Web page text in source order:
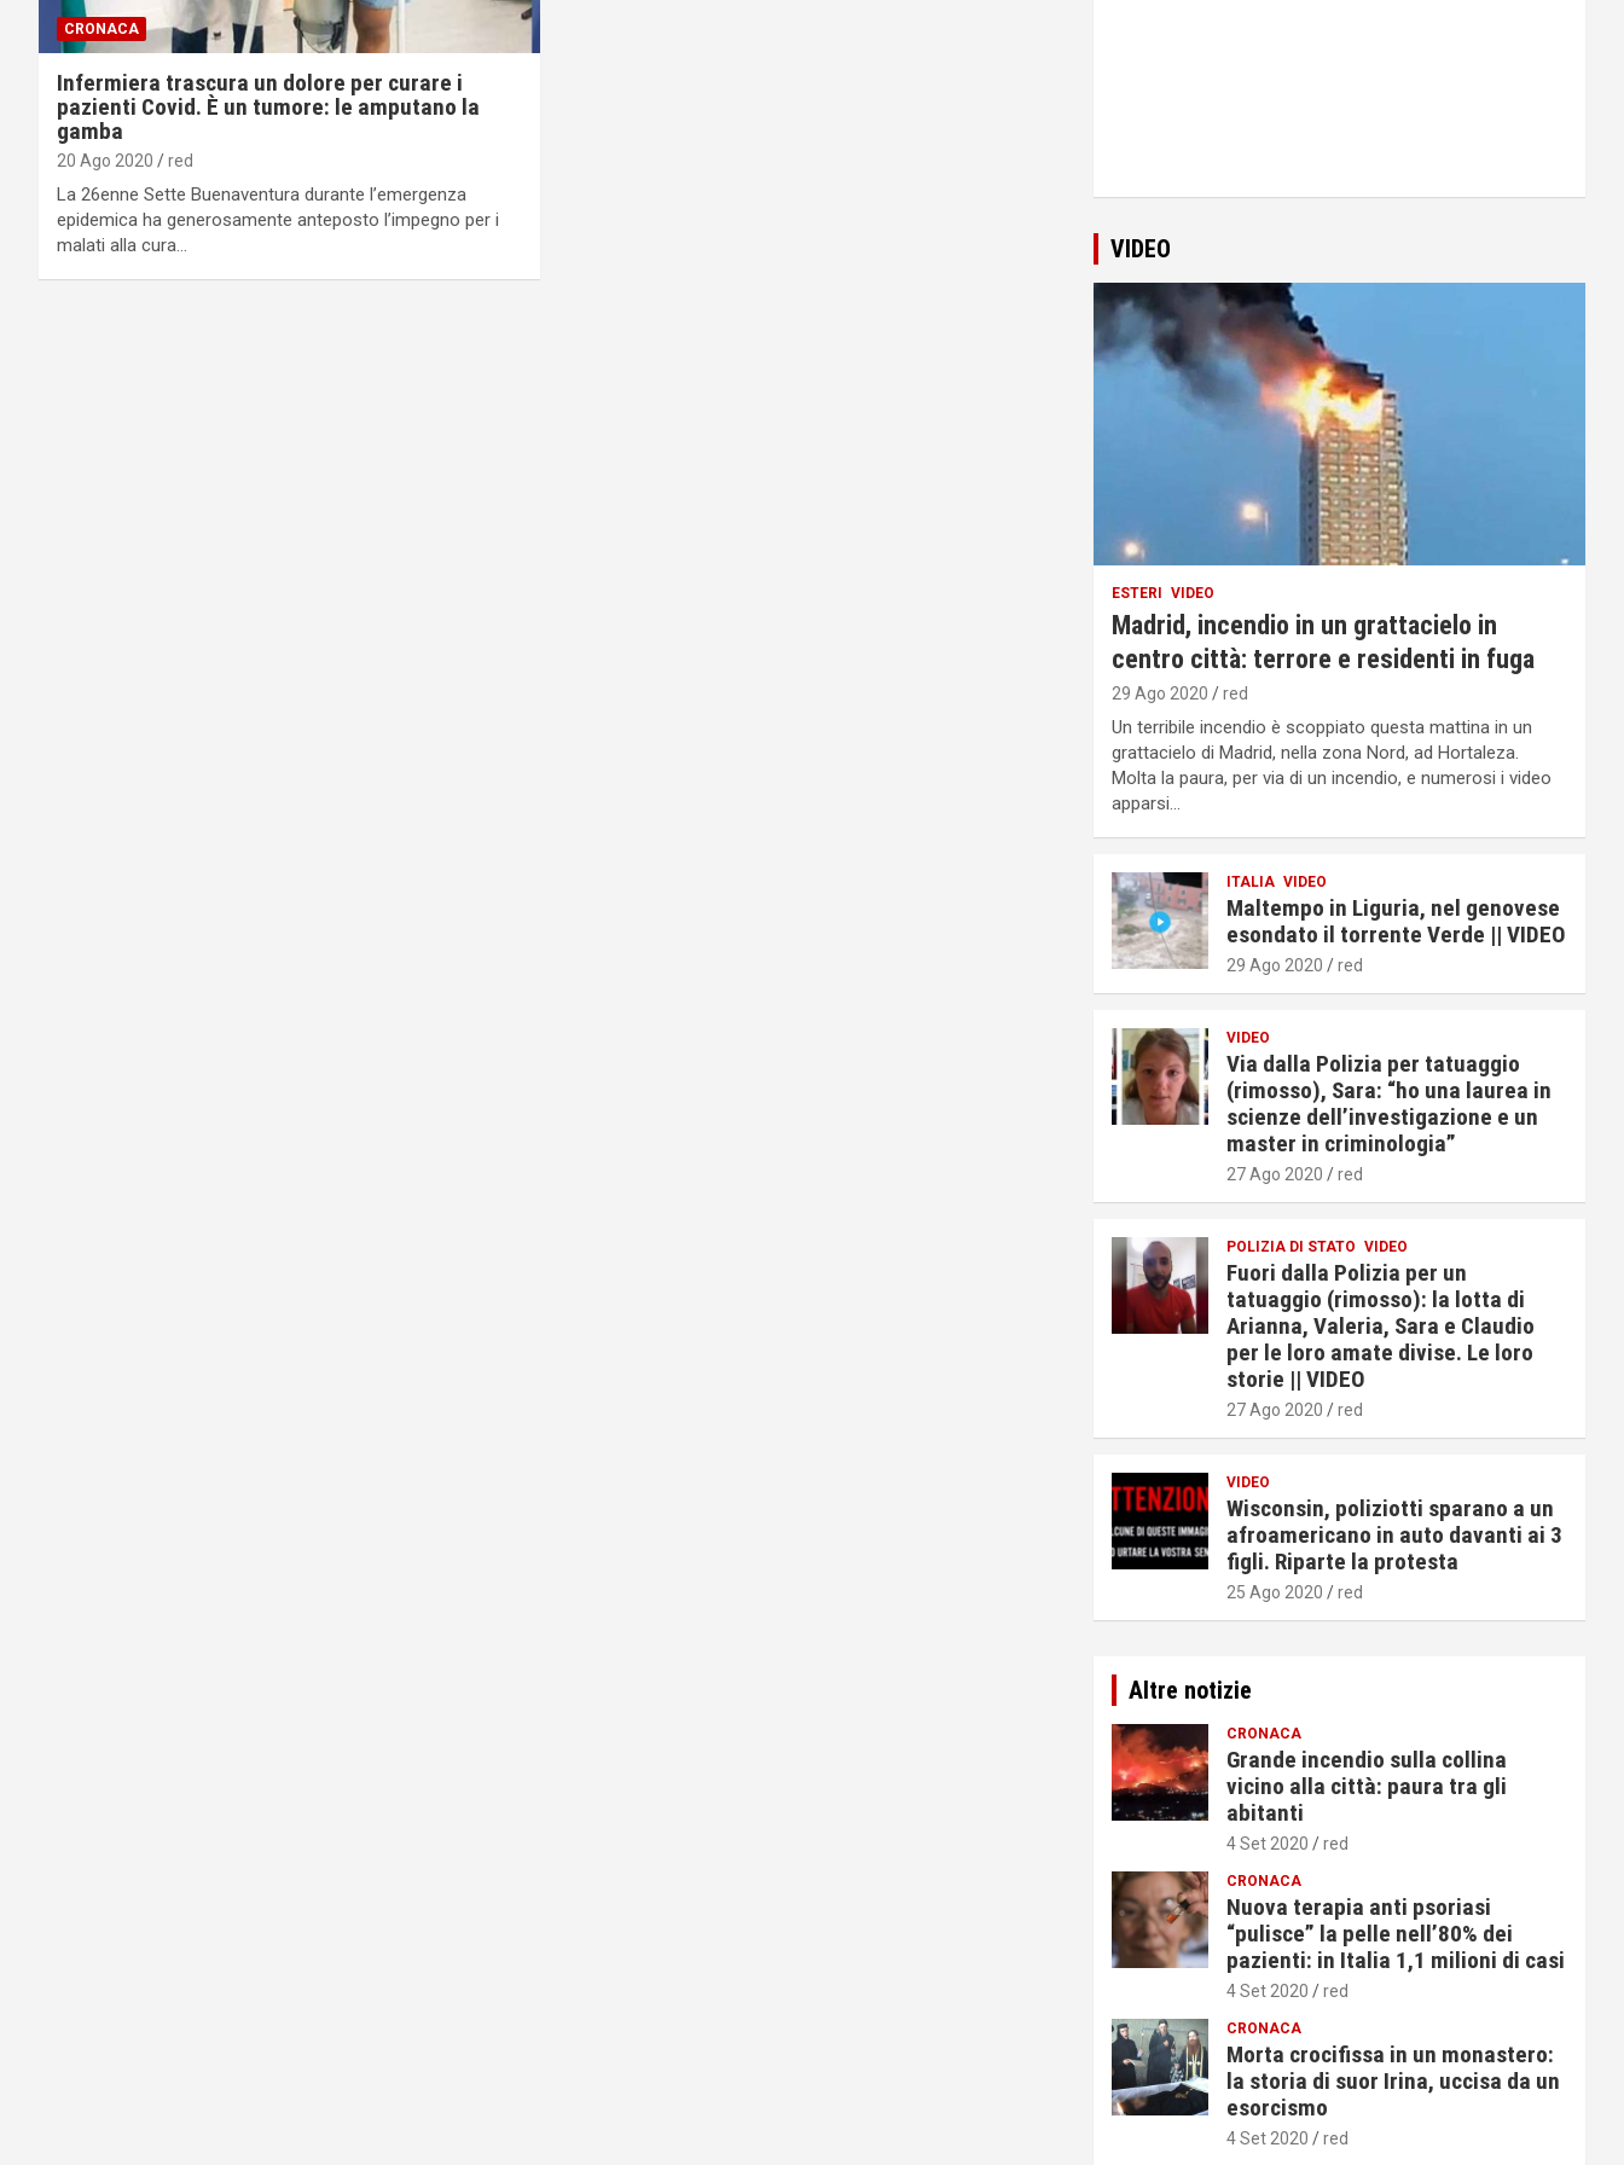
CRONACA
Infermiera trascura un dolore per curare i
pazienti Covid. È un tumore: le amputano la
gamba
20 Ago 2020 red
La 26enne Sette Buenaventura durante l’emergenza
epidemica ha generosamente anteposto l’impegno per i
malati alla cura…
VIDEO
ESTERI VIDEO
Madrid, incendio in un grattacielo in
centro città: terrore e residenti in fuga
29 Ago 2020 red
Un terribile incendio è scoppiato questa mattina in un
grattacielo di Madrid, nella zona Nord, ad Hortaleza.
Molta la paura, per via di un incendio, e numerosi i video
apparsi…
ITALIA VIDEO
Maltempo in Liguria, nel genovese
esondato il torrente Verde || VIDEO
29 Ago 2020 red
VIDEO
Via dalla Polizia per tatuaggio
(rimosso), Sara: “ho una laurea in
scienze dell’investigazione e un
master in criminologia”
27 Ago 2020 red
POLIZIA DI STATO VIDEO
Fuori dalla Polizia per un
tatuaggio (rimosso): la lotta di
Arianna, Valeria, Sara e Claudio
per le loro amate divise. Le loro
storie || VIDEO
27 Ago 2020 red
VIDEO
Wisconsin, poliziotti sparano a un
afroamericano in auto davanti ai 3
figli. Riparte la protesta
25 Ago 2020 red
Altre notizie
CRONACA
Grande incendio sulla collina
vicino alla città: paura tra gli
abitanti
4 Set 2020 red
CRONACA
Nuova terapia anti psoriasi
“pulisce” la pelle nell’80% dei
pazienti: in Italia 1,1 milioni di casi
4 Set 2020 red
CRONACA
Morta crocifissa in un monastero:
la storia di suor Irina, uccisa da un
esorcismo
4 Set 2020 red